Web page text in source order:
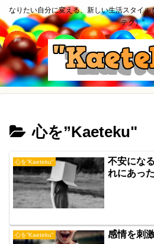
なりたい自分に変える、新しい生活スタイ
テク）”
心を”Kaeteku"
心を”Kaeteku"
不安にな
れにあっ
心を”Kaeteku" 感情を刺